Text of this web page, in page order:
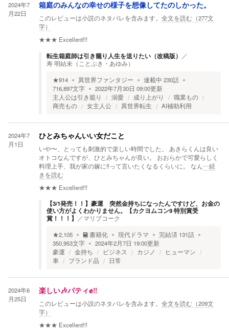
2024年7
月22日
箱庭のみんなの幸せの様子を想像してたのしかった。
このレビューは小説のネタバレを含みます。 全文を読む（277文
字）
★★★ Excellent!!!
転生箱庭師は引き籠り人生を送りたい（改稿版）
／
寿 明結未（ことぶき・あゆみ）
★914 異世界ファンタジー 連載中 230話
716,897文字 2022年7月30日 09:00更新
主人公は引き籠り
溺愛 成り上がり
職業もの
商売もの
女主人公 異世界転生 AI補助利用
2024年7
月1日
ひとみちゃんいい女だこと
いや〜、とっても刺激的で楽しい時間でした。 あきらくんは良い
オトコなんですが、ひとみちゃんが良い。 おおらかで可愛らしく
料理上手、我が家の️嫁に‼️って言いたくなるくらいに。 なん…続
きを読む
★★★ Excellent!!!
【3/1発売！！】豪運 突然金持ちになったんですけど、お金の
使い方がよくわかりません。【カクヨムコン9 特別賞受
賞！！！】
／マリブコーク
★2,105 書籍化 現代ドラマ 完結済 131話
350,953文字 2024年2月7日 19:00更新
豪運
金持ち ビジネス カジノ
ヒューマン
車
ブランド品 日常
2024年6
月25日
楽しい🎶パティ✊‼️
このレビューは小説のネタバレを含みます。 全文を読む（209文
字）
★★★ Excellent!!!